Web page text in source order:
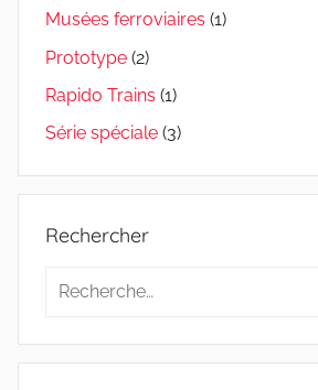
Musées ferroviaires (1)
Prototype (2)
Rapido Trains (1)
Série spéciale (3)
Rechercher
Recherche
: